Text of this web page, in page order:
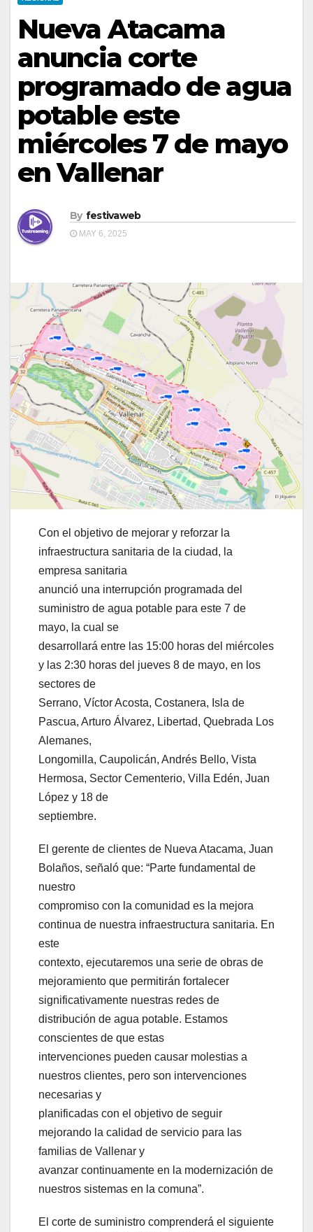
Nueva Atacama
anuncia corte
programado de agua
potable este
miércoles 7 de mayo
en Vallenar
By festivaweb
MAY 6, 2025
Con el objetivo de mejorar y reforzar la
infraestructura sanitaria de la ciudad, la
empresa sanitaria
anunció una interrupción programada del
suministro de agua potable para este 7 de
mayo, la cual se
desarrollará entre las 15:00 horas del miércoles
y las 2:30 horas del jueves 8 de mayo, en los
sectores de
Serrano, Víctor Acosta, Costanera, Isla de
Pascua, Arturo Álvarez, Libertad, Quebrada Los
Alemanes,
Longomilla, Caupolicán, Andrés Bello, Vista
Hermosa, Sector Cementerio, Villa Edén, Juan
López y 18 de
septiembre.
El gerente de clientes de Nueva Atacama, Juan
Bolaños, señaló que: “Parte fundamental de
nuestro
compromiso con la comunidad es la mejora
continua de nuestra infraestructura sanitaria. En
este
contexto, ejecutaremos una serie de obras de
mejoramiento que permitirán fortalecer
significativamente nuestras redes de
distribución de agua potable. Estamos
conscientes de que estas
intervenciones pueden causar molestias a
nuestros clientes, pero son intervenciones
necesarias y
planificadas con el objetivo de seguir
mejorando la calidad de servicio para las
familias de Vallenar y
avanzar continuamente en la modernización de
nuestros sistemas en la comuna”.
El corte de suministro comprenderá el siguiente